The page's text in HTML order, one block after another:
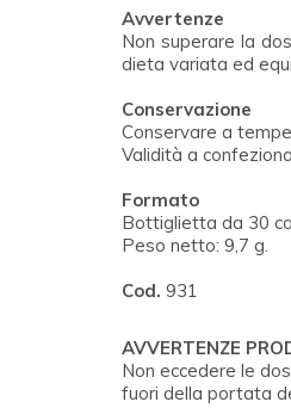
Avvertenze
Non superare la
dieta variata ed
Conservazione
Conservare a
Validità a
Formato
Bottiglietta da 30
Peso netto: 9,7 g.
Cod. 931
AVVERTENZE
Non eccedere le
fuori della portata